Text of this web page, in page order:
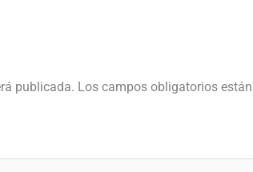
publicada. Los campos obligatorios están